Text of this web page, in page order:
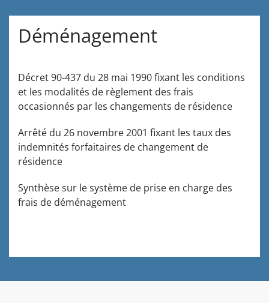
Déménagement
Décret 90-437 du 28 mai 1990 fixant les conditions
et les modalités de règlement des frais
occasionnés par les changements de résidence
Arrêté du 26 novembre 2001 fixant les taux des
indemnités forfaitaires de changement de
résidence
Synthèse sur le système de prise en charge des
frais de déménagement